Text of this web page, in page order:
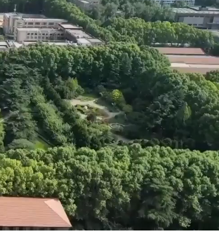
Mute
Picture-
Picture